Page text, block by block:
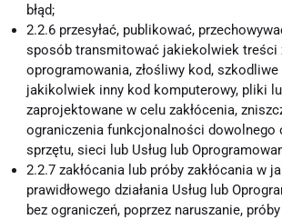
błąd;
2.2.6 przesyłać, publikować,
sposób transmitować jakiekolwiek treści
oprogramowania, złośliwy kod, szkodliwe
jakikolwiek inny kod komputerowy, pliki
zaprojektowane w celu zakłócenia,
ograniczenia funkcjonalności dowolnego
sprzętu, sieci lub Usług lub
2.2.7 zakłócania lub próby zakłócania w
prawidłowego działania Usług lub
bez ograniczeń, poprzez naruszanie,